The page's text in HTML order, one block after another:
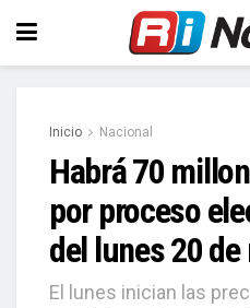
Inicio Nacional
Habrá 70
por proceso
del lunes 20
El lunes inician las